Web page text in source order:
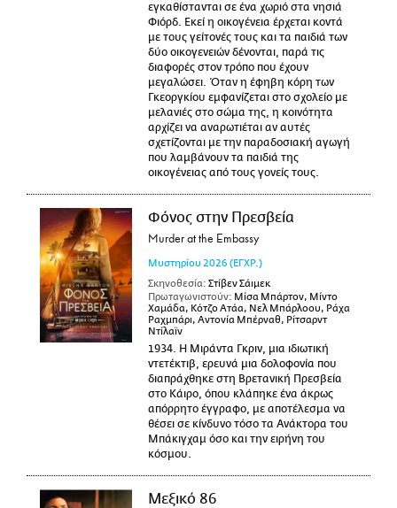
εγκαθίστανται σε ένα χωριό στα νησιά
Φιόρδ. Εκεί η οικογένεια έρχεται κοντά
με τους γείτονές τους και τα παιδιά των
δύο οικογενειών δένονται, παρά τις
διαφορές στον τρόπο που έχουν
μεγαλώσει. Όταν η έφηβη κόρη των
Γκεοργκίου εμφανίζεται στο σχολείο με
μελανιές στο σώμα της, η κοινότητα
αρχίζει να αναρωτιέται αν αυτές
σχετίζονται με την παραδοσιακή αγωγή
που λαμβάνουν τα παιδιά της
οικογένειας από τους γονείς τους.
Φόνος στην Πρεσβεία
Murder at the Embassy
Μυστηρίου 2026 (ΕΓΧΡ.)
Σκηνοθεσία: Στίβεν Σάιμεκ
Πρωταγωνιστούν: Μίσα Μπάρτον, Μίντο
Χαμάδα, Κότζο Ατάα, Νελ Μπάρλοου, Ράχα
Ραχμπάρι, Αντονία Μπέρναθ, Ρίτσαρντ
Ντίλαϊν
1934. Η Μιράντα Γκριν, μια ιδιωτική
ντετέκτιβ, ερευνά μια δολοφονία που
διαπράχθηκε στη Βρετανική Πρεσβεία
στο Κάιρο, όπου κλάπηκε ένα άκρως
απόρρητο έγγραφο, με αποτέλεσμα να
θέσει σε κίνδυνο τόσο τα Ανάκτορα του
Μπάκιγχαμ όσο και την ειρήνη του
κόσμου.
Μεξικό 86